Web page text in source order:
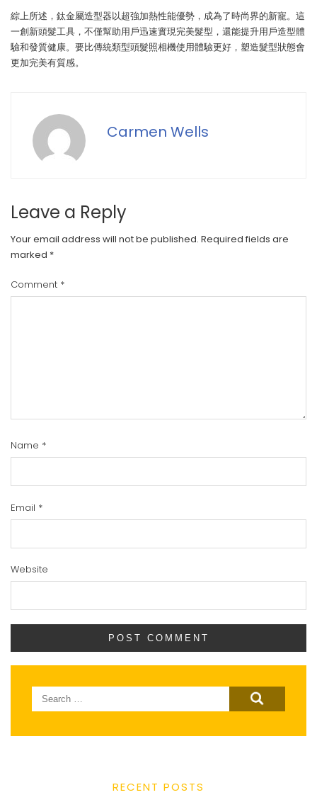
綜上所述，鈦金屬造型器以超強加熱性能優勢，成為了時尚界的新寵。這
一創新頭髮工具，不僅幫助用戶迅速實現完美髮型，還能提升用戶造型體
驗和發質健康。要比傳統類型頭髮照相機使用體驗更好，塑造髮型狀態會
更加完美有質感。
Carmen Wells
Leave a Reply
Your email address will not be published. Required fields are
marked *
Comment *
Name *
Email *
Website
Search
for:
RECENT POSTS